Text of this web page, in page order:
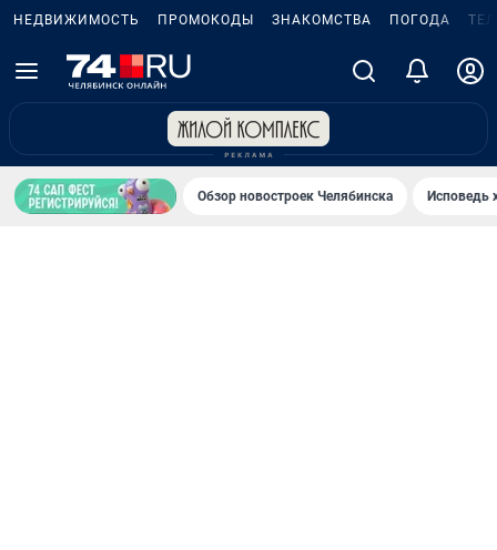
НЕДВИЖИМОСТЬ ПРОМОКОДЫ ЗНАКОМСТВА ПОГОДА
Обзор новостроек Челябинска Исповедь